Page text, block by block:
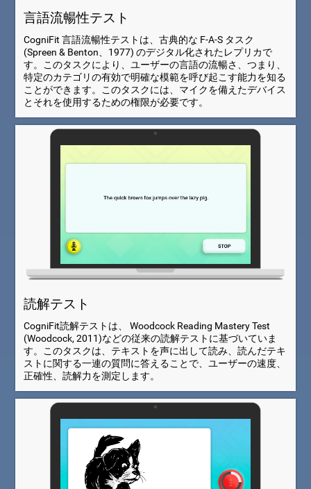
言語流暢性テスト
CogniFit 言語流暢性テストは、古典的な F-A-S タスク
(Spreen & Benton、1977) のデジタル化されたレプリカで
す。このタスクにより、ユーザーの言語の流暢さ、つまり、
特定のカテゴリの有効で明確な模範を呼び起こす能力を知る
ことができます。このタスクには、マイクを備えたデバイス
とそれを使用するための権限が必要です。
読解テスト
CogniFit読解テストは、 Woodcock Reading Mastery Test
(Woodcock, 2011)などの従来の読解テストに基づいていま
す。このタスクは、テキストを声に出して読み、読んだテキ
ストに関する一連の質問に答えることで、ユーザーの速度、
正確性、読解力を測定します。